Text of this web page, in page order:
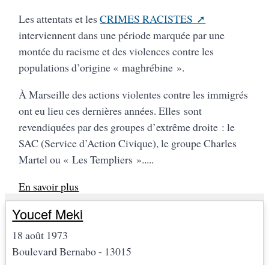
Les attentats et lesCRIMES RACISTES
interviennent dans une période marquée par une
montée du racisme et des violences contre les
populations d’origine « maghrébine ».
À Marseille des actions violentes contre les immigrés
ont eu lieu ces dernières années. Elles sont
revendiquées par des groupes d’extrême droite : le
SAC (Service d’Action Civique), le groupe Charles
Martel ou « Les Templiers ».....
En savoir plus
Youcef Meki
18 août 1973
Boulevard Bernabo - 13015